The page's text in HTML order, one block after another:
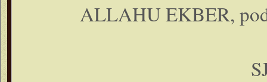
ALLAHU EKBER,